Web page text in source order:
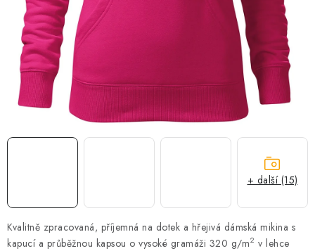
PROVIZNÍ SYSTÉM
O nás Časté otázky
Obchodní podmínky
Zásady zpracování ochrany osobních údajů
Napište nám
Kvalitně zpracovaná, příjemná na dotek a hřejivá dámská mikina s
kapucí a průběžnou kapsou o vysoké gramáži 320 g/m2 v lehce
+ další (15)